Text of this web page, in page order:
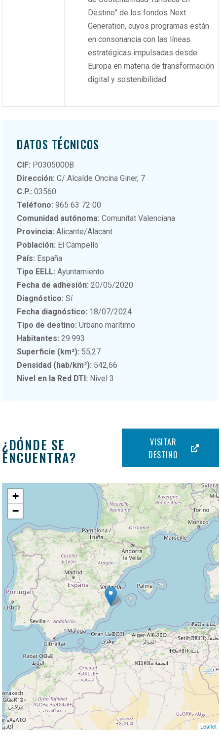
Destino” de los fondos Next
Generation, cuyos programas están
en consonancia con las líneas
estratégicas impulsadas desde
Europa en materia de transformación
digital y sostenibilidad.
DATOS TÉCNICOS
CIF: P0305000B
Dirección: C/ Alcalde Oncina Giner, 7
C.P.: 03560
Teléfono: 965 63 72 00
Comunidad autónoma: Comunitat Valenciana
Provincia: Alicante/Alacant
Población: El Campello
País: España
Tipo EELL: Ayuntamiento
Fecha de adhesión: 20/05/2020
Diagnóstico: Sí
Fecha diagnóstico: 18/07/2024
Tipo de destino: Urbano marítimo
Habitantes: 29.993
Superficie (km²): 55,27
Densidad (hab/km²): 542,66
Nivel en la Red DTI: Nivel 3
¿DÓNDE SE
ENCUENTRA?
VISITAR
DESTINO
+
−
Leaflet